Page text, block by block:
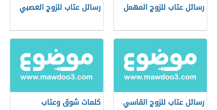
رسائل عتاب للزوج المهمل رسائل عتاب للزوج العصبي
رسائل عتاب للزوج القاسي كلمات شوق وعتاب